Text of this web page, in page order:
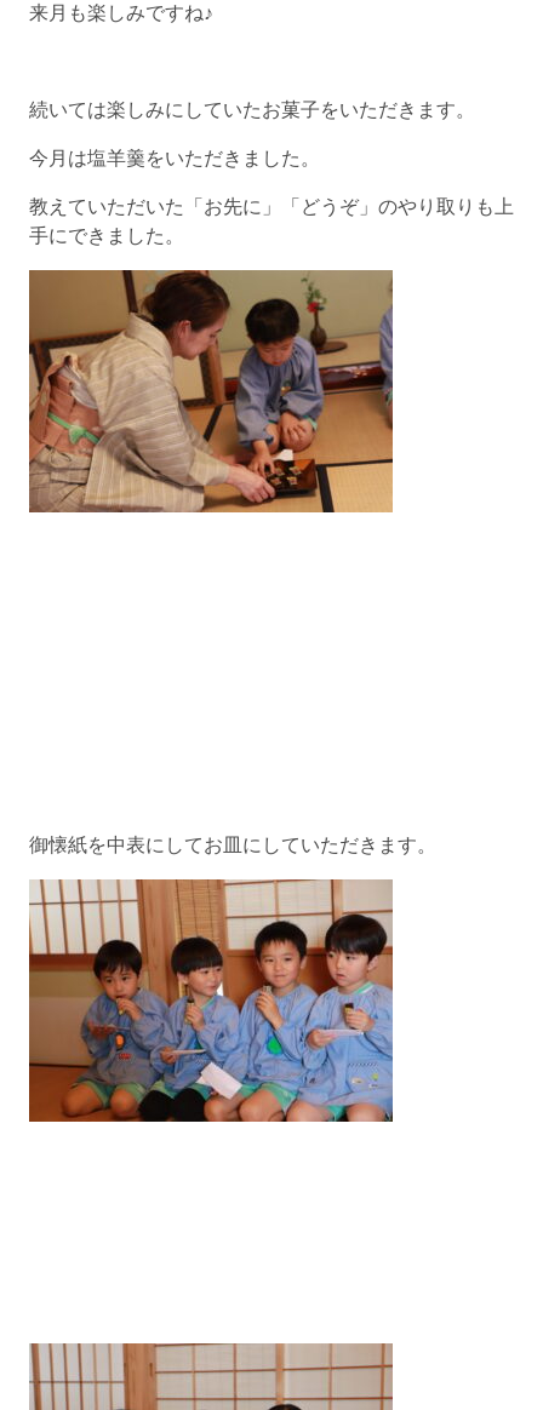
来月も楽しみですね♪
続いては楽しみにしていたお菓子をいただきます。
今月は塩羊羹をいただきました。
教えていただいた「お先に」「どうぞ」のやり取りも上
手にできました。
御懐紙を中表にしてお皿にしていただきます。